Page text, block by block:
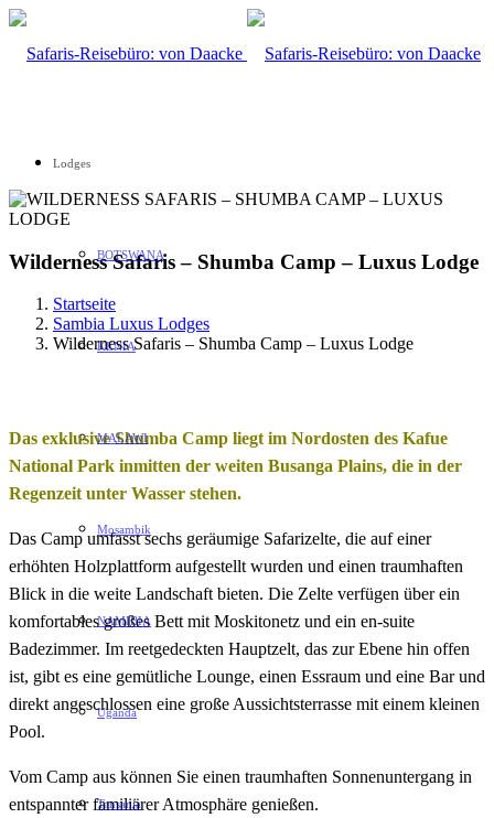
Lodges
BOTSWANA
KENIA
MALAWI
Mosambik
NAMIBIA
Uganda
Tansania
Wilderness Safaris – Shumba Camp – Luxus Lodge
Startseite
Sambia Luxus Lodges
Wilderness Safaris – Shumba Camp – Luxus Lodge
Das exklusive Shumba Camp liegt im Nordosten des Kafue
National Park inmitten der weiten Busanga Plains, die in der
Regenzeit unter Wasser stehen.
Das Camp umfasst sechs geräumige Safarizelte, die auf einer
erhöhten Holzplattform aufgestellt wurden und einen traumhaften
Blick in die weite Landschaft bieten. Die Zelte verfügen über ein
komfortables großes Bett mit Moskitonetz und ein en-suite
Badezimmer. Im reetgedeckten Hauptzelt, das zur Ebene hin offen
ist, gibt es eine gemütliche Lounge, einen Essraum und eine Bar und
direkt angeschlossen eine große Aussichtsterrasse mit einem kleinen
Pool.
Vom Camp aus können Sie einen traumhaften Sonnenuntergang in
entspannter familiärer Atmosphäre genießen.